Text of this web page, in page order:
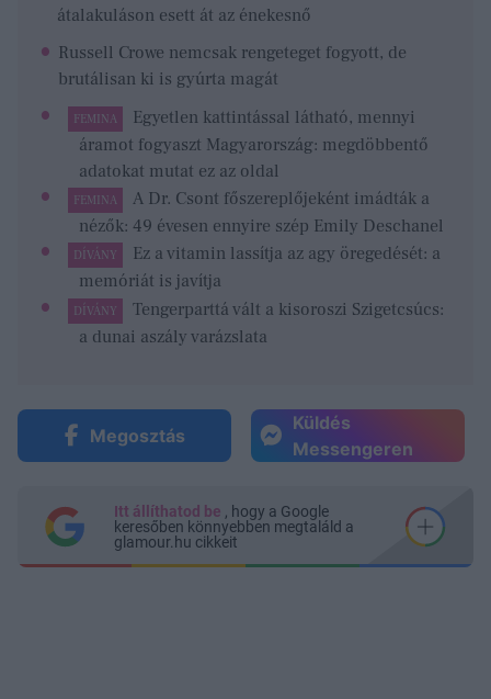
átalakuláson esett át az énekesnő
Russell Crowe nemcsak rengeteget fogyott, de
brutálisan ki is gyúrta magát
FEMINA
Egyetlen kattintással látható, mennyi
áramot fogyaszt Magyarország: megdöbbentő
adatokat mutat ez az oldal
FEMINA
A Dr. Csont főszereplőjeként imádták a
nézők: 49 évesen ennyire szép Emily Deschanel
DÍVÁNY
Ez a vitamin lassítja az agy öregedését: a
memóriát is javítja
DÍVÁNY
Tengerparttá vált a kisoroszi Szigetcsúcs:
a dunai aszály varázslata
Megosztás
Küldés
Messengeren
Itt állíthatod be , hogy a Google
keresőben könnyebben megtaláld a
glamour.hu cikkeit